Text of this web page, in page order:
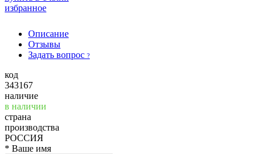
избранное
Описание
Отзывы
Задать вопрос ?
код
343167
наличие
в наличии
страна
производства
РОССИЯ
* Ваше имя